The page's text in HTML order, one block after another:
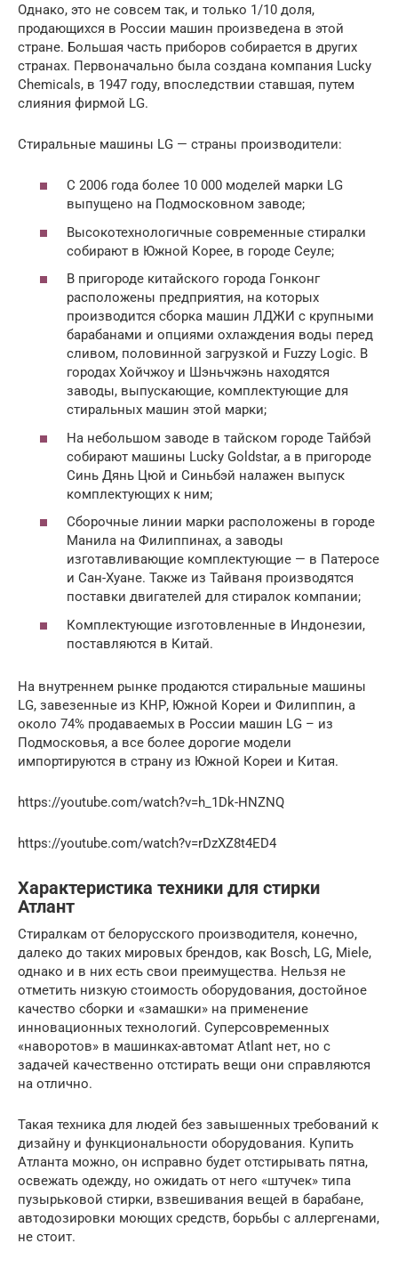
Однако, это не совсем так, и только 1/10 доля,
продающихся в России машин произведена в этой
стране. Большая часть приборов собирается в других
странах. Первоначально была создана компания Lucky
Сhemicals, в 1947 году, впоследствии ставшая, путем
слияния фирмой LG.
Стиральные машины LG — страны производители:
С 2006 года более 10 000 моделей марки LG
выпущено на Подмосковном заводе;
Высокотехнологичные современные стиралки
собирают в Южной Корее, в городе Сеуле;
В пригороде китайского города Гонконг
расположены предприятия, на которых
производится сборка машин ЛДЖИ с крупными
барабанами и опциями охлаждения воды перед
сливом, половинной загрузкой и Fuzzy Logic. В
городах Хойчжоу и Шэньчжэнь находятся
заводы, выпускающие, комплектующие для
стиральных машин этой марки;
На небольшом заводе в тайском городе Тайбэй
собирают машины Lucky Goldstar, а в пригороде
Синь Дянь Цюй и Синьбэй налажен выпуск
комплектующих к ним;
Сборочные линии марки расположены в городе
Манила на Филиппинах, а заводы
изготавливающие комплектующие — в Патеросе
и Сан-Хуане. Также из Тайваня производятся
поставки двигателей для стиралок компании;
Комплектующие изготовленные в Индонезии,
поставляются в Китай.
На внутреннем рынке продаются стиральные машины
LG, завезенные из КНР, Южной Кореи и Филиппин, а
около 74% продаваемых в России машин LG – из
Подмосковья, а все более дорогие модели
импортируются в страну из Южной Кореи и Китая.
https://youtube.com/watch?v=h_1Dk-HNZNQ
https://youtube.com/watch?v=rDzXZ8t4ED4
Характеристика техники для стирки
Атлант
Стиралкам от белорусского производителя, конечно,
далеко до таких мировых брендов, как Bosch, LG, Miele,
однако и в них есть свои преимущества. Нельзя не
отметить низкую стоимость оборудования, достойное
качество сборки и «замашки» на применение
инновационных технологий. Суперсовременных
«наворотов» в машинках-автомат Atlant нет, но с
задачей качественно отстирать вещи они справляются
на отлично.
Такая техника для людей без завышенных требований к
дизайну и функциональности оборудования. Купить
Атланта можно, он исправно будет отстирывать пятна,
освежать одежду, но ожидать от него «штучек» типа
пузырьковой стирки, взвешивания вещей в барабане,
автодозировки моющих средств, борьбы с аллергенами,
не стоит.